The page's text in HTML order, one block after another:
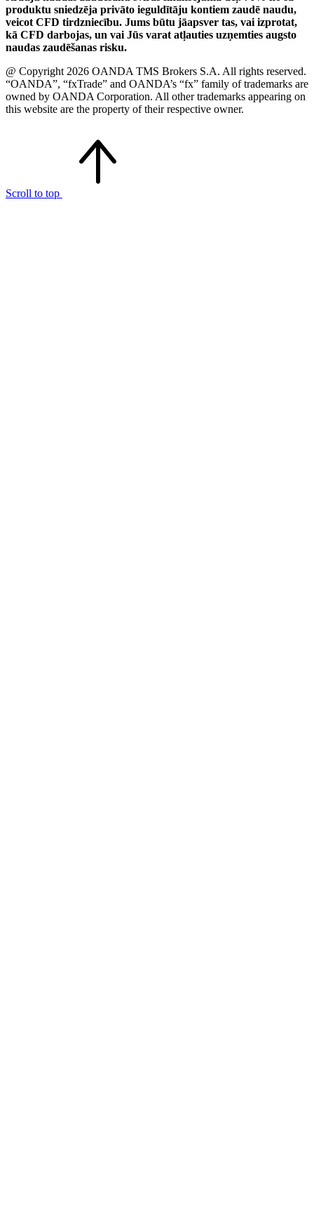
produktu sniedzēja privāto ieguldītāju kontiem zaudē naudu,
veicot CFD tirdzniecību. Jums būtu jāapsver tas, vai izprotat,
kā CFD darbojas, un vai Jūs varat atļauties uzņemties augsto
naudas zaudēšanas risku.
@ Copyright 2026 OANDA TMS Brokers S.A. All rights reserved.
“OANDA”, “fxTrade” and OANDA’s “fx” family of trademarks are
owned by OANDA Corporation. All other trademarks appearing on
this website are the property of their respective owner.
Scroll to top